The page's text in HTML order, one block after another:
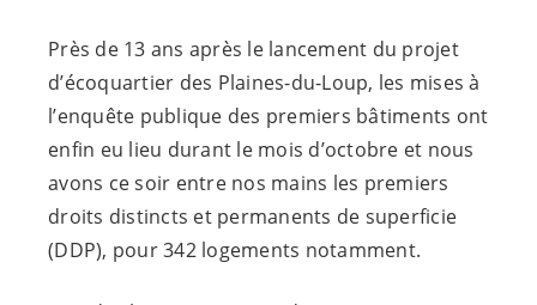
Près de 13 ans après le lancement du projet
d’écoquartier des Plaines-du-Loup, les mises à
l’enquête publique des premiers bâtiments ont
enfin eu lieu durant le mois d’octobre et nous
avons ce soir entre nos mains les premiers
droits distincts et permanents de superficie
(DDP), pour 342 logements notamment.